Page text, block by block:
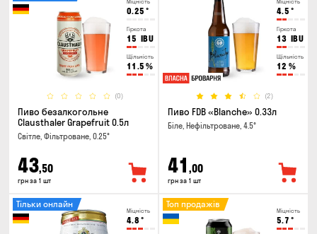
Міцність
0.25 °
Гіркота
15 IBU
Щільність
11.5 %
(0)
Пиво безалкогольне
Clausthaler Grapefruit 0.5л
Світле, Фільтроване, 0.25°
43,50
грн за 1 шт
Міцність
4.5 °
Гіркота
13 IBU
Щільність
12 %
(2)
Пиво FDB «Blanche» 0.33л
Біле, Нефільтроване, 4.5°
41 ,00
грн за 1 шт
Міцність
4.8 °
Тільки онлайн
Міцність
5.7 °
Топ продажів